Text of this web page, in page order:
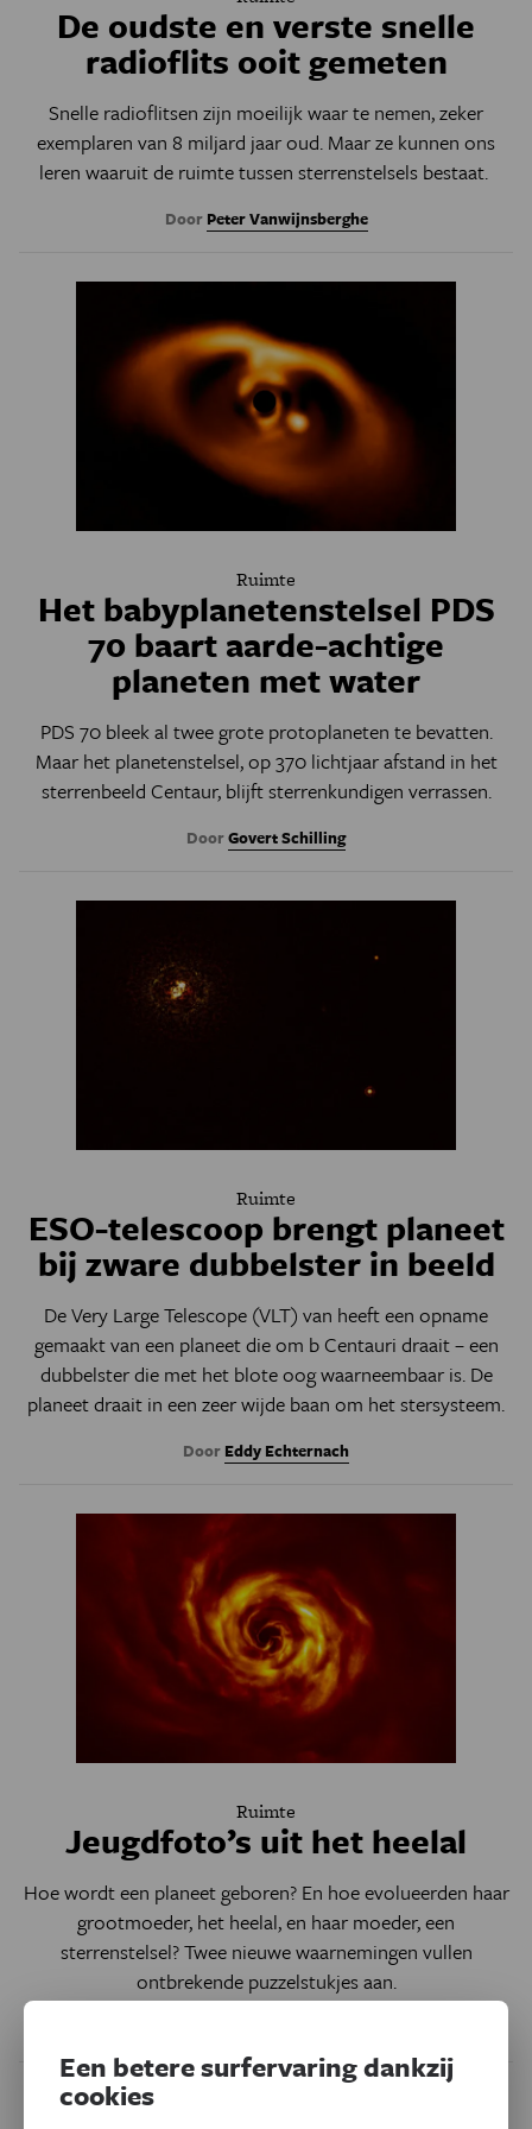
De oudste en verste snelle
radioflits ooit gemeten
Snelle radioflitsen zijn moeilijk waar te nemen, zeker
exemplaren van 8 miljard jaar oud. Maar ze kunnen ons
leren waaruit de ruimte tussen sterrenstelsels bestaat.
Door Peter Vanwijnsberghe
Ruimte
Het babyplanetenstelsel PDS
70 baart aarde-achtige
planeten met water
PDS 70 bleek al twee grote protoplaneten te bevatten.
Maar het planetenstelsel, op 370 lichtjaar afstand in het
sterrenbeeld Centaur, blijft sterrenkundigen verrassen.
DoorGovert Schilling
Ruimte
ESO-telescoop brengt planeet
bij zware dubbelster in beeld
De Very Large Telescope (VLT) van heeft een opname
gemaakt van een planeet die om b Centauri draait – een
dubbelster die met het blote oog waarneembaar is. De
planeet draait in een zeer wijde baan om het stersysteem.
Door Eddy Echternach
Ruimte
Jeugdfoto’s uit het heelal
Hoe wordt een planeet geboren? En hoe evolueerden haar
grootmoeder, het heelal, en haar moeder, een
sterrenstelsel? Twee nieuwe waarnemingen vullen
ontbrekende puzzelstukjes aan.
Een betere surfervaring dankzij
cookies